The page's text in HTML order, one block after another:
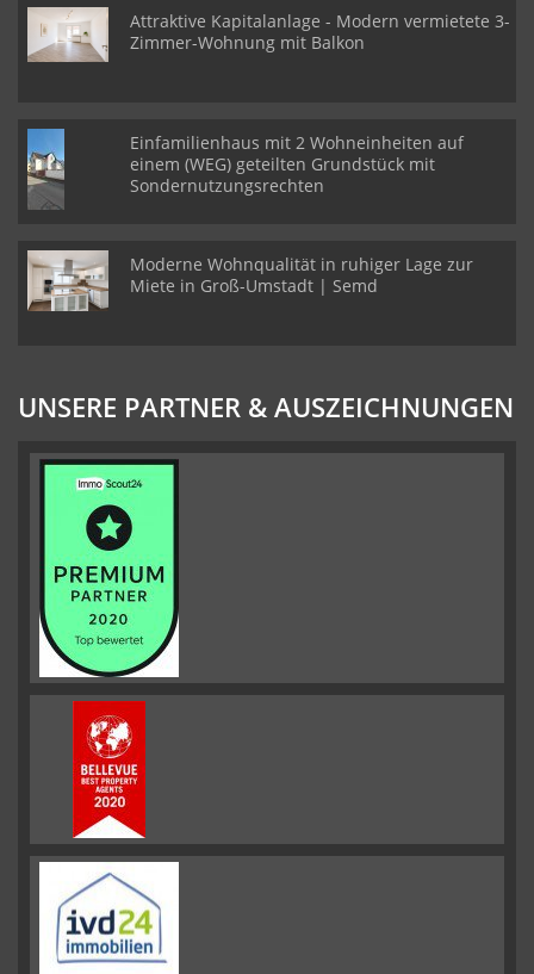
Attraktive Kapitalanlage - Modern vermietete 3-
Zimmer-Wohnung mit Balkon
Einfamilienhaus mit 2 Wohneinheiten auf
einem (WEG) geteilten Grundstück mit
Sondernutzungsrechten
Moderne Wohnqualität in ruhiger Lage zur
Miete in Groß-Umstadt | Semd
UNSERE PARTNER & AUSZEICHNUNGEN